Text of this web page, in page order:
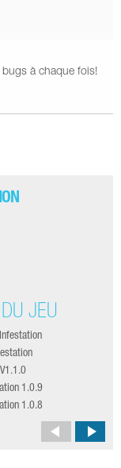
à chaque fois!
JEU
1.0.9
1.0.8